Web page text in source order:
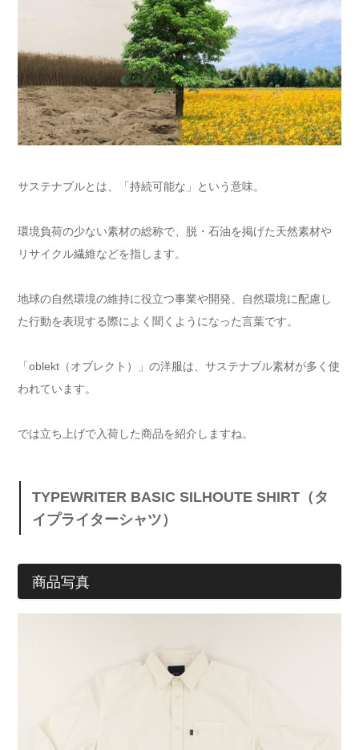
サステナブルとは、「持続可能な」という意味。
環境負荷の少ない素材の総称で、脱・石油を掲げた天然素材や
リサイクル繊維などを指します。
地球の自然環境の維持に役立つ事業や開発、自然環境に配慮し
た行動を表現する際によく聞くようになった言葉です。
「oblekt（オブレクト）」の洋服は、サステナブル素材が多く使
われています。
では立ち上げで入荷した商品を紹介しますね。
TYPEWRITER BASIC SILHOUTE SHIRT（タ
イプライターシャツ）
商品写真